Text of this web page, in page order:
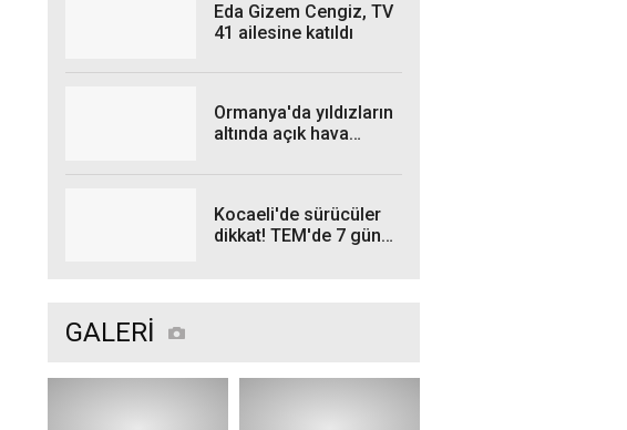
Eda Gizem Cengiz, TV
41 ailesine katıldı
Ormanya'da yıldızların
altında açık hava
Kocaeli'de sürücüler
dikkat! TEM'de 7 gün
GALERİ